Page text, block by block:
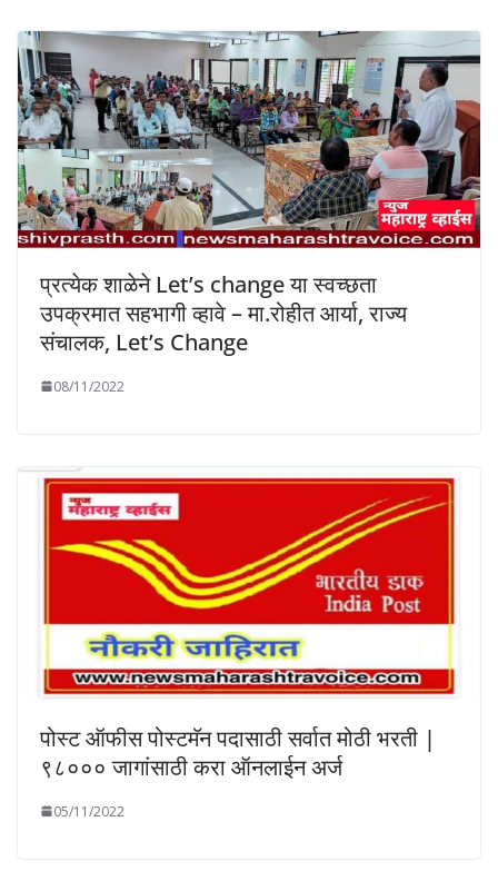
प्रत्येक शाळेने Let’s change या स्वच्छता
उपक्रमात सहभागी व्हावे – मा.रोहीत आर्या, राज्य
संचालक, Let’s Change
08/11/2022
पोस्ट ऑफीस पोस्टमॅन पदासाठी सर्वात मोठी भरती |
९८००० जागांसाठी करा ऑनलाईन अर्ज
05/11/2022